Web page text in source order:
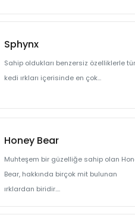
Sphynx
Sahip oldukları benzersiz özelliklerle
kedi ırkları içerisinde en çok...
Honey Bear
Muhteşem bir güzelliğe sahip olan
Bear, hakkında birçok mit bulunan
ırklardan biridir....